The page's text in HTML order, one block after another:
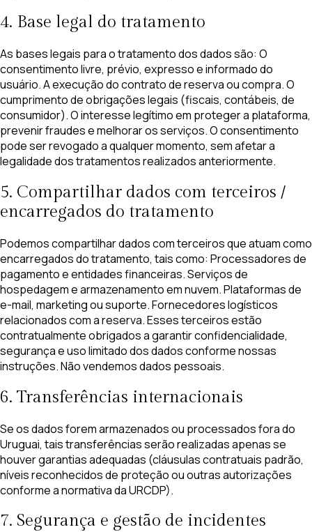
4. Base legal do tratamento
As bases legais para o tratamento dos dados são: O
consentimento livre, prévio, expresso e informado do
usuário. A execução do contrato de reserva ou compra. O
cumprimento de obrigações legais (fiscais, contábeis, de
consumidor). O interesse legítimo em proteger a plataforma,
prevenir fraudes e melhorar os serviços. O consentimento
pode ser revogado a qualquer momento, sem afetar a
legalidade dos tratamentos realizados anteriormente.
5. Compartilhar dados com terceiros /
encarregados do tratamento
Podemos compartilhar dados com terceiros que atuam como
encarregados do tratamento, tais como: Processadores de
pagamento e entidades financeiras. Serviços de
hospedagem e armazenamento em nuvem. Plataformas de
e-mail, marketing ou suporte. Fornecedores logísticos
relacionados com a reserva. Esses terceiros estão
contratualmente obrigados a garantir confidencialidade,
segurança e uso limitado dos dados conforme nossas
instruções. Não vendemos dados pessoais.
6. Transferências internacionais
Se os dados forem armazenados ou processados fora do
Uruguai, tais transferências serão realizadas apenas se
houver garantias adequadas (cláusulas contratuais padrão,
níveis reconhecidos de proteção ou outras autorizações
conforme a normativa da URCDP).
7. Segurança e gestão de incidentes